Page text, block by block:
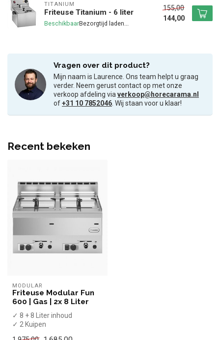
TITANIUM
Friteuse Titanium - 6 liter
Beschikbaar
155,00
144,00
Vragen over dit product?
Mijn naam is Laurence. Ons team helpt u graag
verder. Neem gerust contact op met onze
verkoop afdeling viaverkoop@horecarama.nl
of+31 10 7852046. Wij staan voor u klaar!
Recent bekeken
MODULAR
Friteuse Modular Fun
600 | Gas | 2x 8 Liter
✓ 8 + 8 Liter inhoud
✓ 2 Kuipen